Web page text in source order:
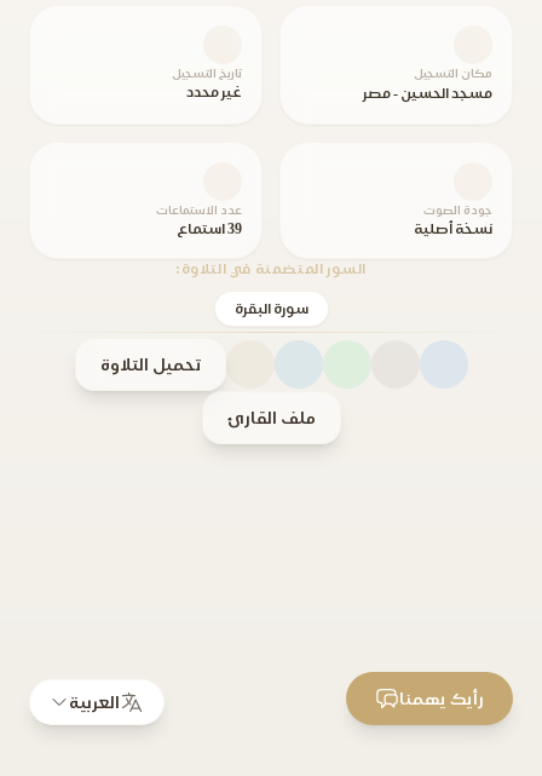
مكان التسجيل
مسجد الحسين - مصر
تاريخ التسجيل
غير محدد
جودة الصوت
نسخة أصلية
عدد الاستماعات
39 استماع
السور المتضمنة في التلاوة:
سورة البقرة
تحميل التلاوة
ملف القارئ
العربية رأيك يهمنا